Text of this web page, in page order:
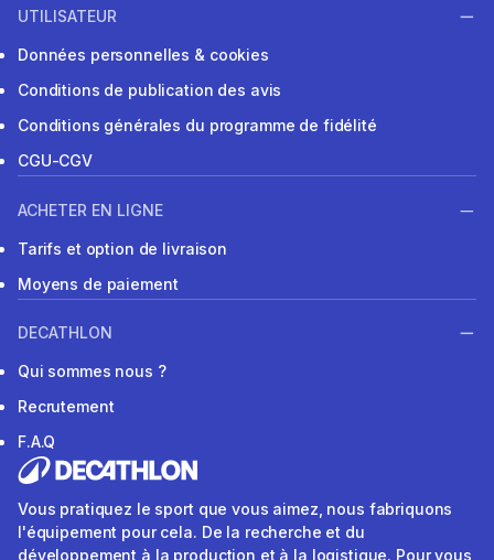
UTILISATEUR
Données personnelles & cookies
Conditions de publication des avis
Conditions générales du programme de fidélité
CGU-CGV
ACHETER EN LIGNE
Tarifs et option de livraison
Moyens de paiement
DECATHLON
Qui sommes nous ?
Recrutement
F.A.Q
Vous pratiquez le sport que vous aimez, nous fabriquons
l'équipement pour cela. De la recherche et du
développement à la production et à la logistique. Pour vous,